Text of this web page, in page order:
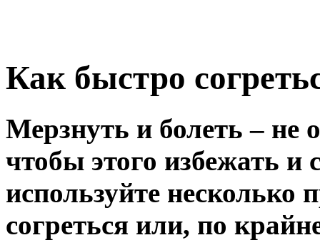
Как быстро
Мерзнуть и болеть – не
чтобы этого избежать и
используйте несколько
согреться или, по